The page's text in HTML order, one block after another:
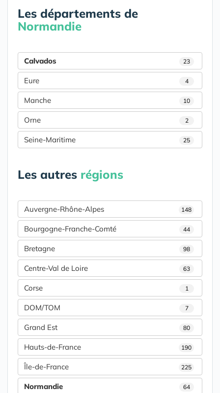
Les départements de
Normandie
Calvados 23
Eure 4
Manche 10
Orne 2
Seine-Maritime 25
Les autres régions
Auvergne-Rhône-Alpes 148
Bourgogne-Franche-Comté 44
Bretagne 98
Centre-Val de Loire 63
Corse 1
DOM/TOM 7
Grand Est 80
Hauts-de-France 190
Île-de-France 225
Normandie 64